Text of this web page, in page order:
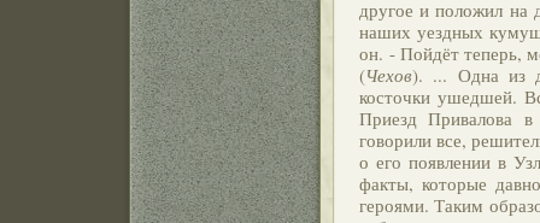
другое и положил на
наших уездных
он. - Пойдёт теперь,
(Чехов). ... Одна из
косточки ушедшей.
Приезд Привалова
говорили все,
о его появлении в
факты, которые
героями. Таким